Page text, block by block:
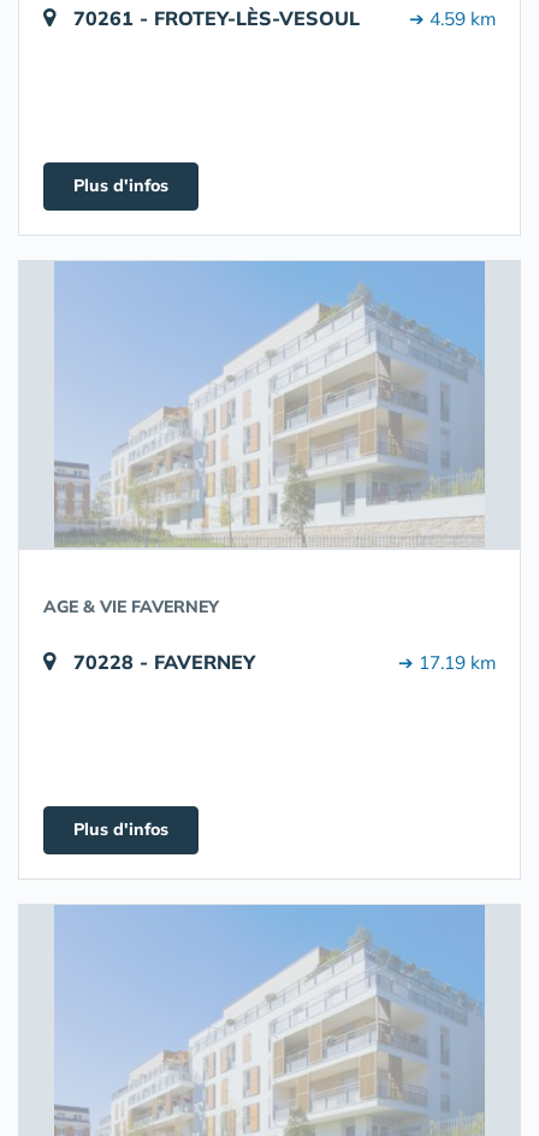
70261 - FROTEY-LÈS-VESOUL ➔ 4.59 km
Plus d'infos
AGE & VIE FAVERNEY
70228 - FAVERNEY ➔ 17.19 km
Plus d'infos